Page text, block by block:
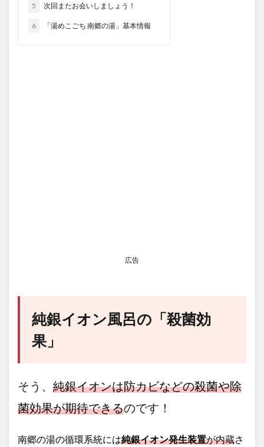
5 次回またお会いしましょう！
6 「湯めこごち 南郷の湯」基本情報
広告
純銀イオン風呂の「殺菌効
果」
そう、 純銀イオンは防カビなどの殺菌や除
菌効果が期待できるのです！
南郷の湯の循環系統には純銀イオン発生装置が内蔵さ